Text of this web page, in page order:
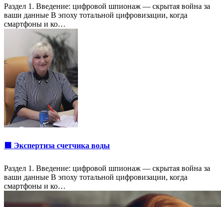
Раздел 1. Введение: цифровой шпионаж — скрытая война за
ваши данные В эпоху тотальной цифровизации, когда
смартфоны и ко…
🟩 Экспертиза счетчика воды
Раздел 1. Введение: цифровой шпионаж — скрытая война за
ваши данные В эпоху тотальной цифровизации, когда
смартфоны и ко…